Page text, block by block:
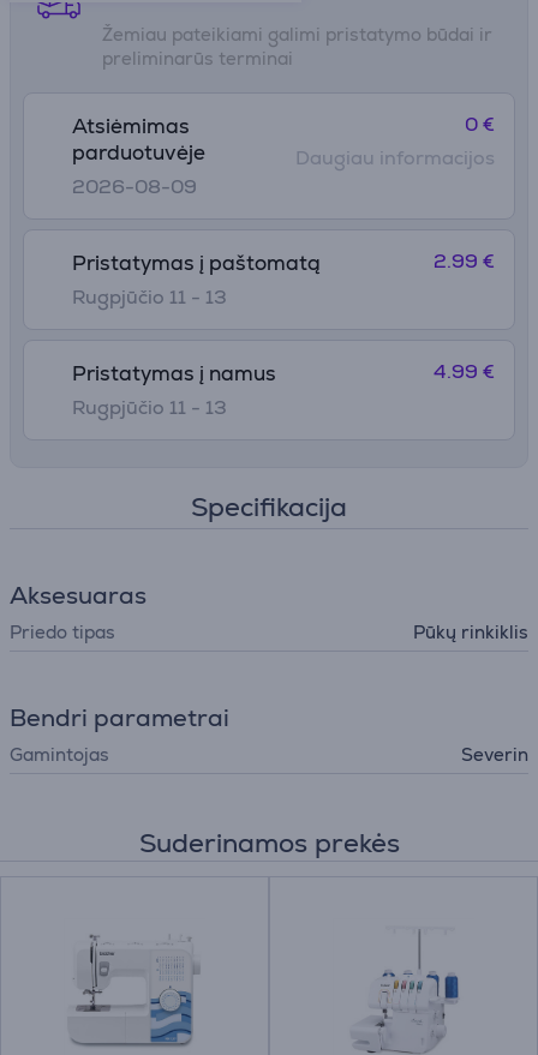
Žemiau pateikiami galimi pristatymo būdai ir
preliminarūs terminai
Atsiėmimas
parduotuvėje
2026-08-09
0 €
Daugiau informacijos
Pristatymas į paštomatą
Rugpjūčio 11 - 13
2.99 €
Pristatymas į namus
Rugpjūčio 11 - 13
4.99 €
Specifikacija
Aksesuaras
Priedo tipas Pūkų rinkiklis
Bendri parametrai
Gamintojas Severin
Suderinamos prekės